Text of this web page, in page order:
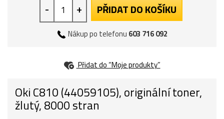
- + PŘIDAT DO KOŠÍKU
Nákup po telefonu 603 716 092
Přidat do “Moje produkty”
Oki C810 (44059105), originální toner,
žlutý, 8000 stran